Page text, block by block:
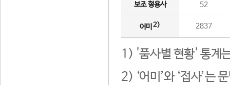
보조 형용사 52
어미 2) 2837
1) '품사별 현황' 통계
2) ‘어미’와 ‘접사’는